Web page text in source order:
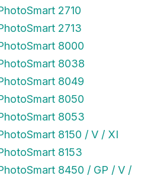
2710
2713
8000
8038
8049
8050
8053
8150 / V / XI
8153
8450 / GP / V /